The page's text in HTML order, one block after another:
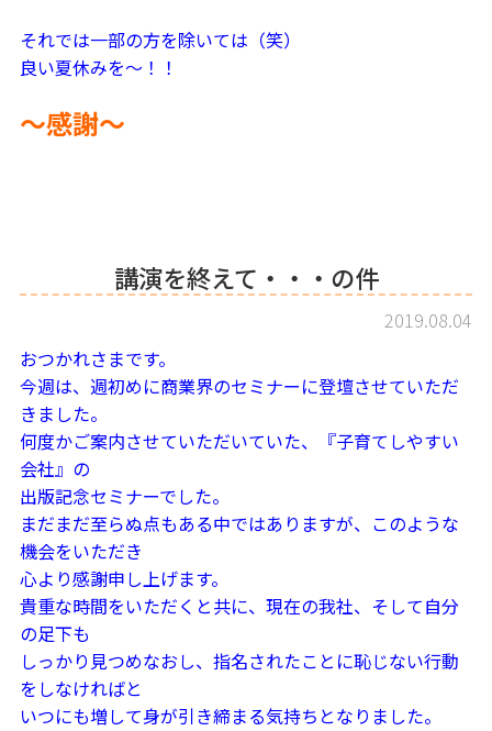
それでは一部の方を除いては（笑）
良い夏休みを～！！
～感謝～
講演を終えて・・・の件
2019.08.04
おつかれさまです。
今週は、週初めに商業界のセミナーに登壇させていただ
きました。
何度かご案内させていただいていた、『子育てしやすい
会社』の
出版記念セミナーでした。
まだまだ至らぬ点もある中ではありますが、このような
機会をいただき
心より感謝申し上げます。
貴重な時間をいただくと共に、現在の我社、そして自分
の足下も
しっかり見つめなおし、指名されたことに恥じない行動
をしなければと
いつにも増して身が引き締まる気持ちとなりました。